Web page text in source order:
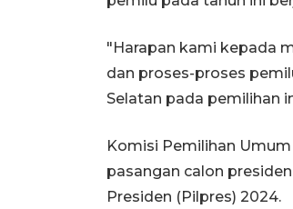
"Harapan kami kepada
dan proses-proses
Selatan pada pemilihan
Komisi Pemilihan
pasangan calon
Presiden (Pilpres) 2024.